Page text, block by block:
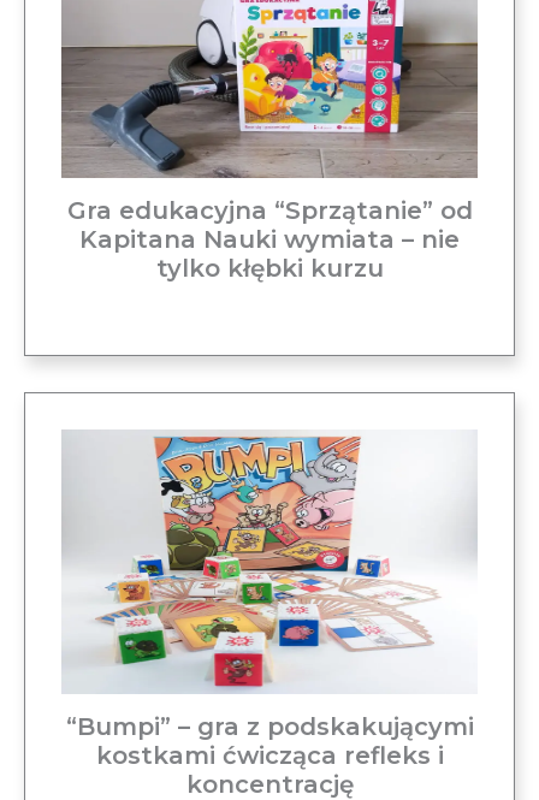
Gra edukacyjna “Sprzątanie” od
Kapitana Nauki wymiata – nie
tylko kłębki kurzu
“Bumpi” – gra z podskakującymi
kostkami ćwicząca refleks i
koncentrację